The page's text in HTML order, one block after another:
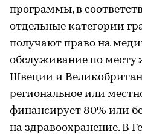
программы, в
отдельные категории
получают право на
обслуживание по месту
Швеции и
региональное или
финансирует 80% или
на здравоохранение. В